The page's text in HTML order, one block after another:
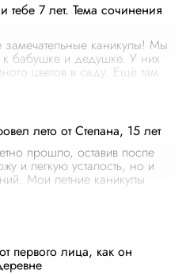
7 лет. Тема сочинения
каникулы! Мы
бабушке и дедушке. У них
цветов в саду. Ещё там
лето от Степана, 15 лет
прошло, оставив после
и легкую усталость, но и
Мои летние каникулы
первого лица, как он